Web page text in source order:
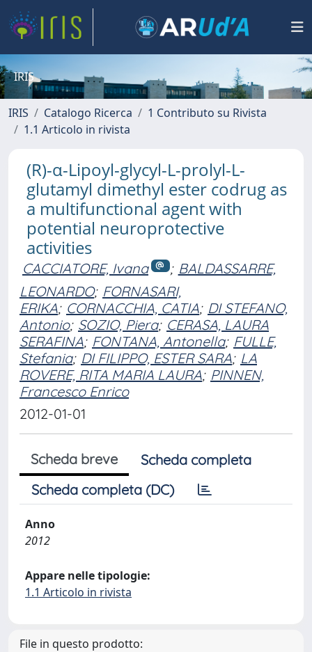
IRIS
IRIS Catalogo Ricerca
1 Contributo su Rivista
1.1 Articolo in rivista
(R)-α-Lipoyl-glycyl-L-prolyl-L-
glutamyl dimethyl ester codrug as
a multifunctional agent with
potential neuroprotective
activities
CACCIATORE, Ivana ; BALDASSARRE,
LEONARDO; FORNASARI,
ERIKA; CORNACCHIA, CATIA; DI STEFANO,
Antonio; SOZIO, Piera; CERASA, LAURA
SERAFINA; FONTANA, Antonella; FULLE,
Stefania; DI FILIPPO, ESTER SARA; LA
ROVERE, RITA MARIA LAURA; PINNEN,
Francesco Enrico
2012-01-01
Scheda breve
Scheda completa
Scheda completa (DC)
Anno
2012
Appare nelle tipologie:
1.1 Articolo in rivista
File in questo prodotto: